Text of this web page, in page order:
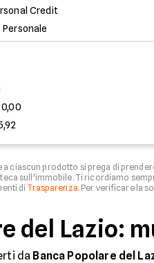
Credit
ciascun prodotto si prega di
sull'immobile. Ti ricordiamo
di Trasparenza. Per verificare la
del Lazio:
da Banca Popolare del